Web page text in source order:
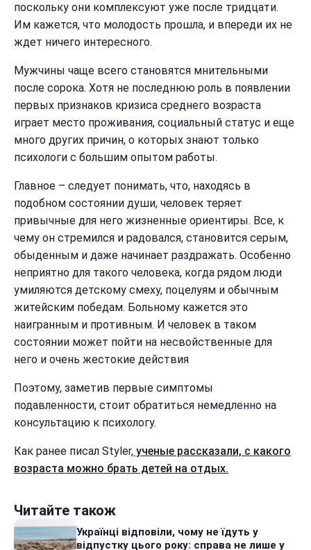
поскольку они комплексуют уже после тридцати.
Им кажется, что молодость прошла, и впереди их не
ждет ничего интересного.
Мужчины чаще всего становятся мнительными
после сорока. Хотя не последнюю роль в появлении
первых признаков кризиса среднего возраста
играет место проживания, социальный статус и еще
много других причин, о которых знают только
психологи с большим опытом работы.
Главное – следует понимать, что, находясь в
подобном состоянии души, человек теряет
привычные для него жизненные ориентиры. Все, к
чему он стремился и радовался, становится серым,
обыденным и даже начинает раздражать. Особенно
неприятно для такого человека, когда рядом люди
умиляются детскому смеху, поцелуям и обычным
житейским победам. Больному кажется это
наигранным и противным. И человек в таком
состоянии может пойти на несвойственные для
него и очень жестокие действия
Поэтому, заметив первые симптомы
подавленности, стоит обратиться немедленно на
консультацию к психологу.
Как ранее писал Styler, ученые рассказали, с какого
возраста можно брать детей на отдых.
Читайте також
Українці відповіли, чому не їдуть у
відпустку цього року: справа не лише у